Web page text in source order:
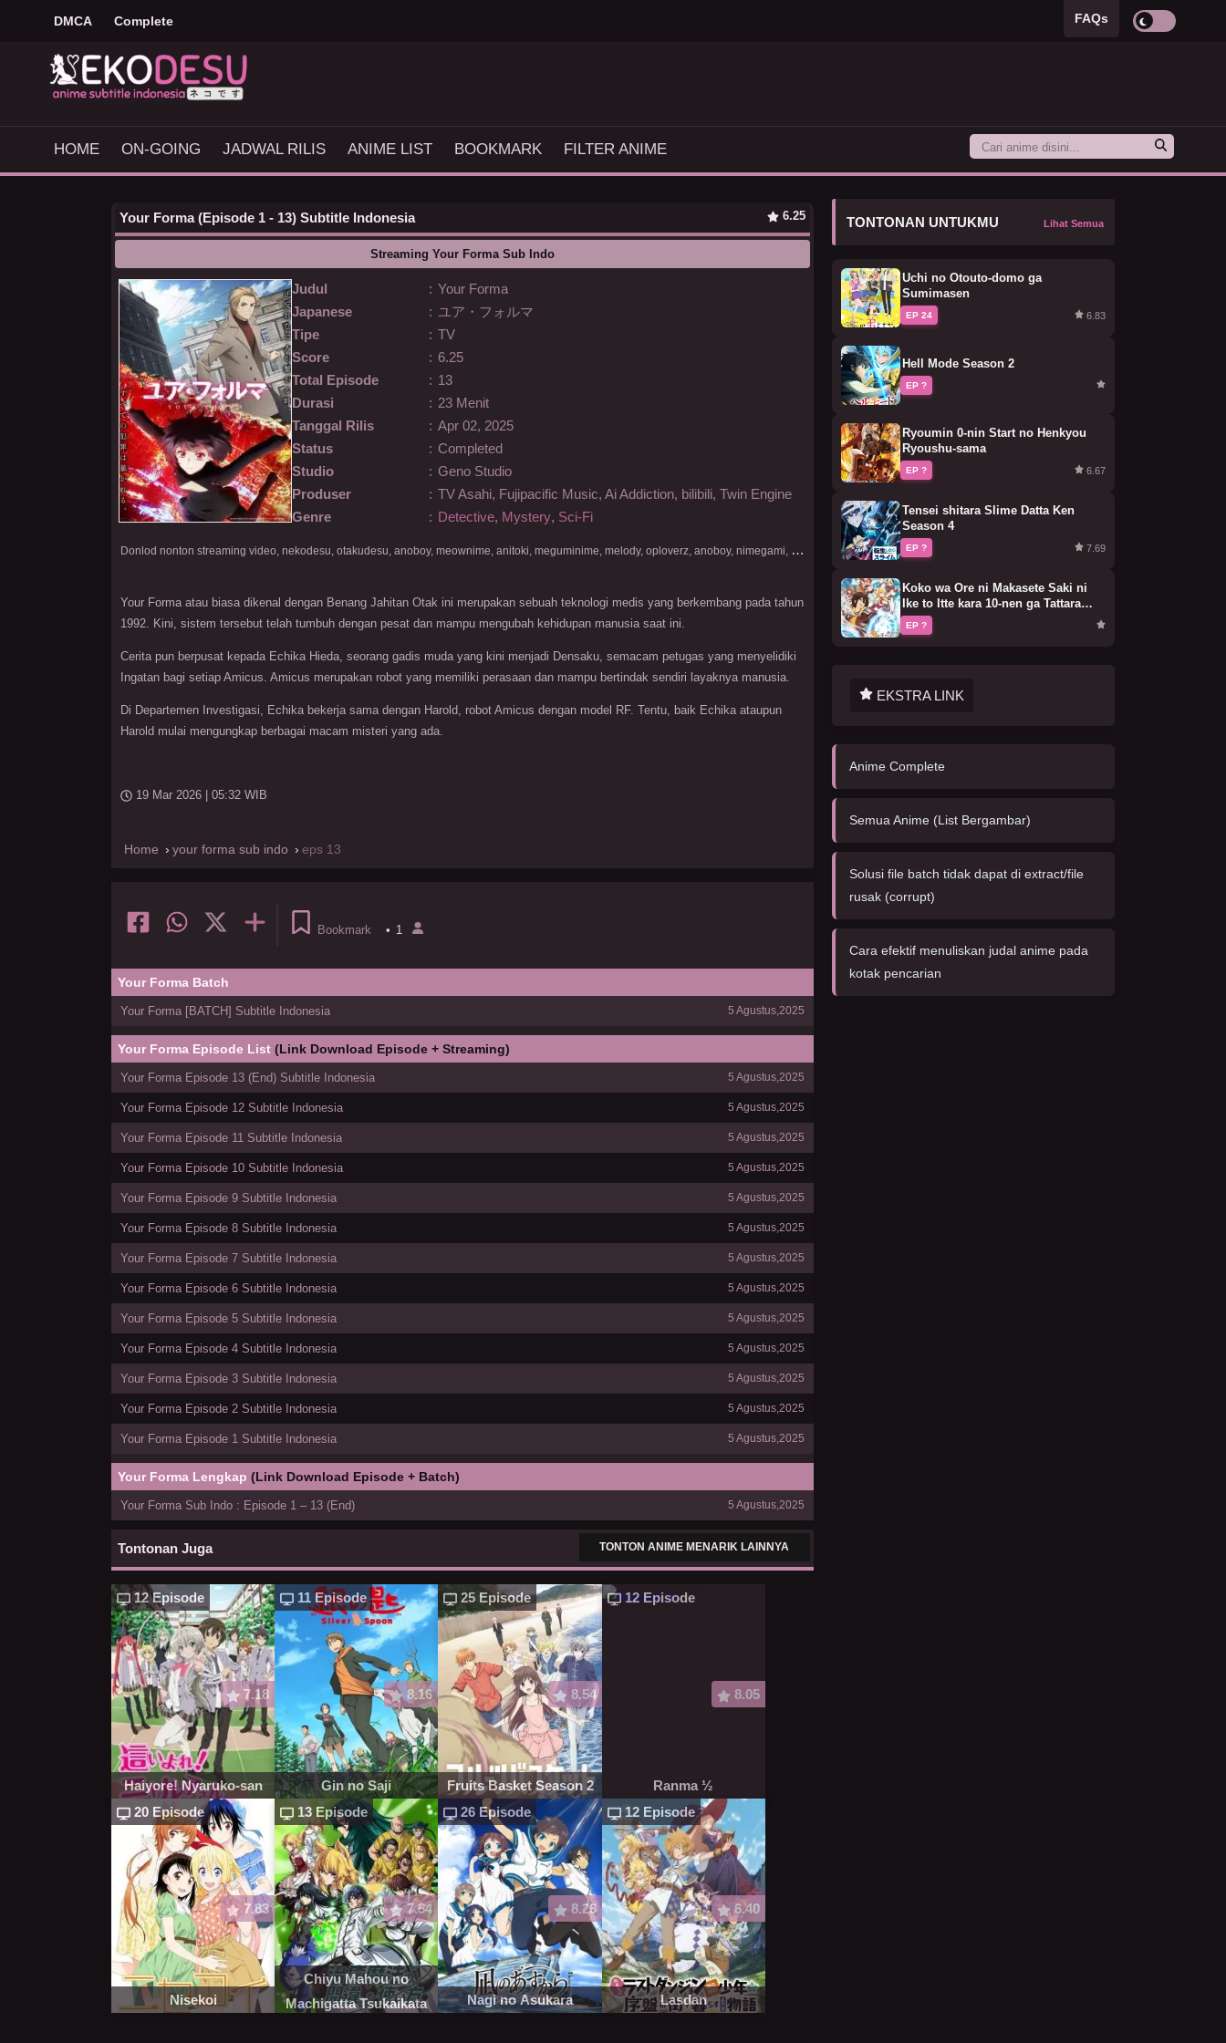
DMCA Complete FAQs
HOME ON-GOING JADWAL RILIS ANIME LIST BOOKMARK FILTER ANIME
Your Forma (Episode 1 - 13) Subtitle Indonesia 6.25
Streaming Your Forma Sub Indo
Judul : Your Forma
Japanese
: ユア・フォルマ
Tipe
: TV
Score
: 6.25
Total Episode
: 13
Durasi
: 23 Menit
Tanggal Rilis
: Apr 02, 2025
Status
: Completed
Studio
: Geno Studio
Produser
: TV Asahi, Fujipacific Music, Ai Addiction, bilibili, Twin Engine
Genre
: Detective, Mystery, Sci-Fi
D
onlod nonton streaming video, nekodesu, otakudesu, anoboy, meownime, anitoki, meguminime, melody, oploverz, anoboy, nimegami, unduh, riie net, drivenime, myanimelist, MAL, kusonime, neonime, bstation, maxnime, Netflix, animeindo, anichin, crunchyroll, neonime, samehadaku, streaming, otakupoi, awsubs, anibatch, anikyojin, nekonime, kurogaze, zippyshare, vidio google drive, Muse Indonesia, kazefuri, iQIYI, Viu, Ani-One Asia, Animenonton, Otaku desu, Mangaku, Anibatch,Vidio, Genflix, Amazon Prime Video, 3GP, Mp4, 240p, Terlengkap.
Your Forma atau biasa dikenal dengan Benang Jahitan Otak ini merupakan sebuah teknologi medis yang berkembang pada tahun
1992. Kini, sistem tersebut telah tumbuh dengan pesat dan mampu mengubah kehidupan manusia saat ini.
Cerita pun berpusat kepada Echika Hieda, seorang gadis muda yang kini menjadi Densaku, semacam petugas yang menyelidiki
Ingatan bagi setiap Amicus. Amicus merupakan robot yang memiliki perasaan dan mampu bertindak sendiri layaknya manusia.
Di Departemen Investigasi, Echika bekerja sama dengan Harold, robot Amicus dengan model RF. Tentu, baik Echika ataupun
Harold mulai mengungkap berbagai macam misteri yang ada.
19 Mar 2026 | 05:32 WIB
Home your forma sub indo eps 13
Bookmark • 1
Your Forma Batch
Your Forma [BATCH] Subtitle Indonesia 5 Agustus,2025
Your Forma Episode List (Link Download Episode + Streaming)
Your Forma Episode 13 (End) Subtitle Indonesia 5 Agustus,2025
Your Forma Episode 12 Subtitle Indonesia 5 Agustus,2025
Your Forma Episode 11 Subtitle Indonesia 5 Agustus,2025
Your Forma Episode 10 Subtitle Indonesia 5 Agustus,2025
Your Forma Episode 9 Subtitle Indonesia 5 Agustus,2025
Your Forma Episode 8 Subtitle Indonesia 5 Agustus,2025
Your Forma Episode 7 Subtitle Indonesia 5 Agustus,2025
Your Forma Episode 6 Subtitle Indonesia 5 Agustus,2025
Your Forma Episode 5 Subtitle Indonesia 5 Agustus,2025
Your Forma Episode 4 Subtitle Indonesia 5 Agustus,2025
Your Forma Episode 3 Subtitle Indonesia 5 Agustus,2025
Your Forma Episode 2 Subtitle Indonesia 5 Agustus,2025
Your Forma Episode 1 Subtitle Indonesia 5 Agustus,2025
Your Forma Lengkap (Link Download Episode + Batch)
Your Forma Sub Indo : Episode 1 – 13 (End) 5 Agustus,2025
Tontonan Juga TONTON ANIME MENARIK LAINNYA
12 Episode
7.18
Haiyore! Nyaruko-san
11 Episode
8.16
Gin no Saji
25 Episode
8.54
Fruits Basket Season 2
12 Episode
8.05
Ranma ½
20 Episode
7.83
Nisekoi
13 Episode
7.54
Chiyu Mahou no
Machigatta Tsukaikata
26 Episode
8.26
Nagi no Asukara
12 Episode
6.40
Lasdan
TONTONAN UNTUKMU Lihat Semua
Uchi no Otouto-domo ga
Sumimasen
EP 24 6.83
Hell Mode Season 2
EP ?
Ryoumin 0-nin Start no Henkyou
Ryoushu-sama
EP ? 6.67
Tensei shitara Slime Datta Ken
Season 4
EP ? 7.69
Koko wa Ore ni Makasete Saki ni
Ike to Itte kara 10-nen ga Tattara
Densetsu ni Natteita.
EP ?
EKSTRA LINK
Anime Complete
Semua Anime (List Bergambar)
Solusi file batch tidak dapat di extract/file
rusak (corrupt)
Cara efektif menuliskan judal anime pada
kotak pencarian